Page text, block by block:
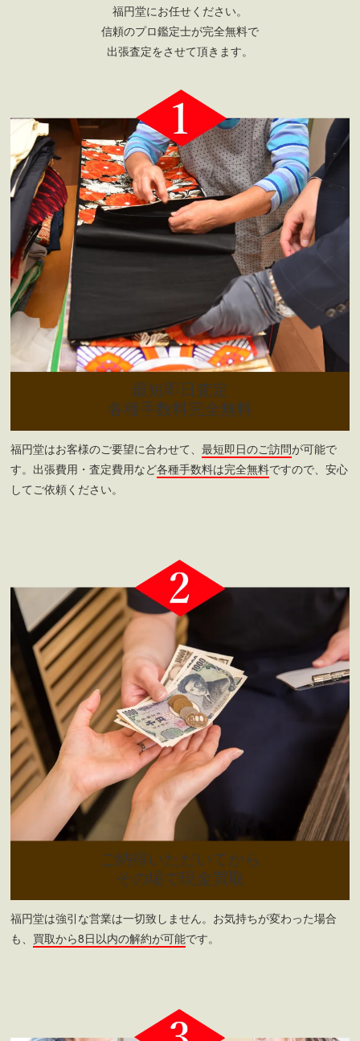
福円堂にお任せください。
信頼のプロ鑑定士が完全無料で
出張査定をさせて頂きます。
最短即日査定
各種手数料完全無料
福円堂はお客様のご要望に合わせて、最短即日のご訪問が可能で
す。出張費用・査定費用など各種手数料は完全無料ですので、安心
してご依頼ください。
ご納得いただいてから
その場で現金買取
福円堂は強引な営業は一切致しません。お気持ちが変わった場合
も、 買取から8日以内の解約が可能です。